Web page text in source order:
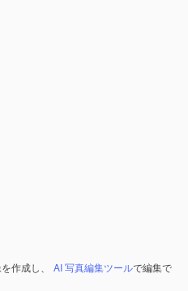
作成し、 AI 写真編集ツールで編集で